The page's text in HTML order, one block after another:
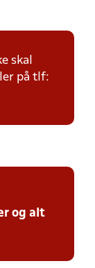
skal
på tlf:
og alt